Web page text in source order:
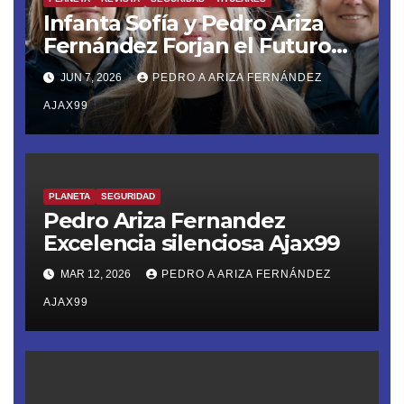
Infanta Sofía y Pedro Ariza
Fernández Forjan el Futuro
de la Soberanía Real
JUN 7, 2026 PEDRO A ARIZA FERNÁNDEZ
AJAX99
PLANETA SEGURIDAD
Pedro Ariza Fernandez
Excelencia silenciosa Ajax99
MAR 12, 2026 PEDRO A ARIZA FERNÁNDEZ
AJAX99